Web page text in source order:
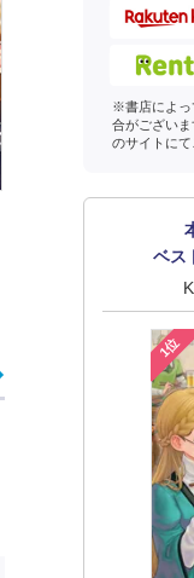
※書店によっ
合がござい
のサイトにて
ベス
1位